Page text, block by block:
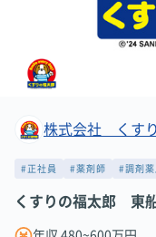
株式会社 くす
#正社員 #薬剤師 #調剤薬
くすりの福太郎 東